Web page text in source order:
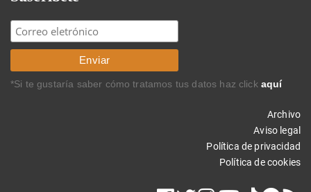
*Si te gustaría saber cómo tratamos tus datos haz click aquí
Archivo
Aviso legal
Política de privacidad
Política de cookies